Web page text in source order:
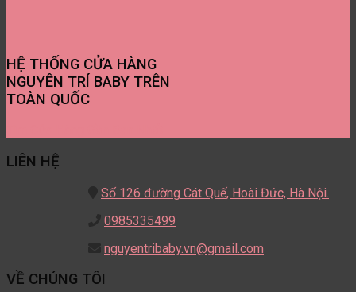
HỆ THỐNG CỬA HÀNG
NGUYÊN TRÍ BABY TRÊN
TOÀN QUỐC
LIÊN HỆ
Số 126 đường Cát Quế, Hoài Đức, Hà Nội.
0985335499
nguyentribaby.vn@gmail.com
VỀ CHÚNG TÔI